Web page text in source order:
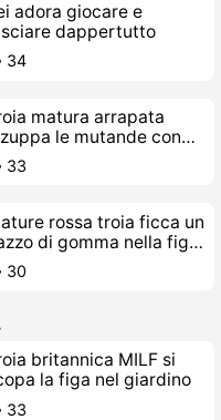
adora giocare e
dappertutto
34
matura arrapata
le mutande con
schizzare
33
rossa troia ficca un
di gomma nella figa
30
britannica MILF si
la figa nel giardino
33